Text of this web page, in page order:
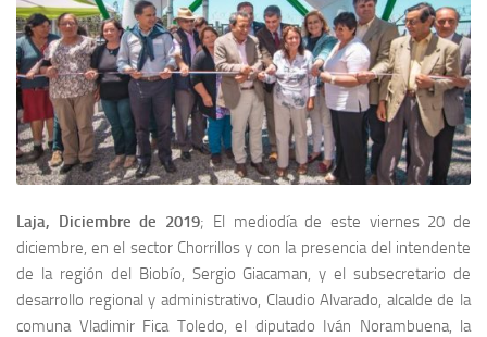
Laja, Diciembre de 2019; El mediodía de este viernes 20 de
diciembre, en el sector Chorrillos y con la presencia del intendente
de la región del Biobío, Sergio Giacaman, y el subsecretario de
desarrollo regional y administrativo, Claudio Alvarado, alcalde de la
comuna Vladimir Fica Toledo, el diputado Iván Norambuena, la